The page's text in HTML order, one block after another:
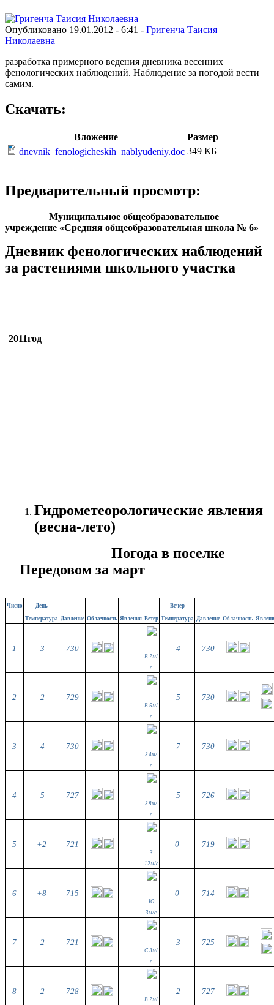
Опубликовано 19.01.2012 - 6:41 - Григенча Таисия
Николаевна
разработка примерного ведения дневника весенних
фенологических наблюдений. Наблюдение за погодой вести
самим.
Скачать:
Вложение
Размер
dnevnik_fenologicheskih_nablyudeniy.doc 349 КБ
Предварительный просмотр:
Муниципальное общеобразовательное
учреждение «Средняя общеобразовательная школа № 6»
Дневник фенологических наблюдений
за растениями школьного участка
2011год
Гидрометеорологические явления
(весна-лето)
Погода в поселке
Передовом за март
Число День Вечер
Температура Давление Облачность Явления Ветер Температура Давление Облачность
1 -3 730
В 7м/
с
-4 730
2 -2 729
В 5м/
с
-5 730
3 -4 730
З 4м/
с
-7 730
4 -5 727
З 8м/
с
-5 726
5 +2 721
З
12м/с
0 719
6 +8 715
Ю
3м/с
0 714
7 -2 721
С 3м/
с
-3 725
8 -2 728
В 7м/
-2 727